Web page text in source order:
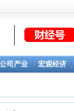
公司产业 宏观经济